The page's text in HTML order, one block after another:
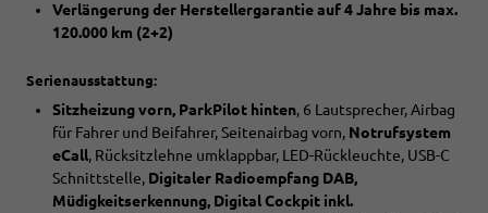
Verlängerung der Herstellergarantie auf 4 Jahre bis max.
120.000 km (2+2)
Serienausstattung:
Sitzheizung vorn, ParkPilot hinten, 6 Lautsprecher, Airbag
für Fahrer und Beifahrer, Seitenairbag vorn, Notrufsystem
eCall, Rücksitzlehne umklappbar, LED-Rückleuchte, USB-C
Schnittstelle, Digitaler Radioempfang DAB,
Müdigkeitserkennung, Digital Cockpit inkl.